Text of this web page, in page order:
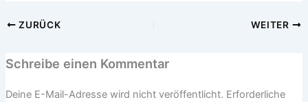
ZURÜCK WEITER
Schreibe einen Kommentar
Deine E-Mail-Adresse wird nicht veröffentlicht. Erforderliche